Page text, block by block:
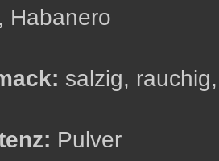
Habanero
salzig,
Pulver